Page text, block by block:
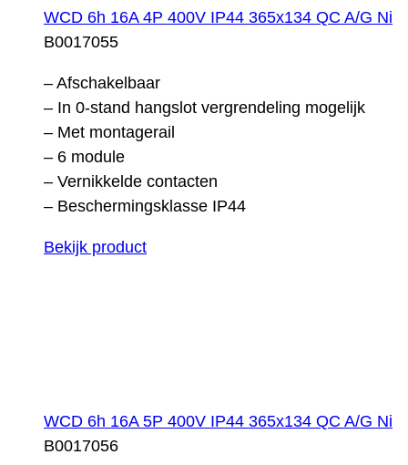
WCD 6h 16A 4P 400V IP44 365x134 QC A/G Ni
B0017055
– Afschakelbaar
– In 0-stand hangslot vergrendeling mogelijk
– Met montagerail
– 6 module
– Vernikkelde contacten
– Beschermingsklasse IP44
Bekijk product
WCD 6h 16A 5P 400V IP44 365x134 QC A/G Ni
B0017056